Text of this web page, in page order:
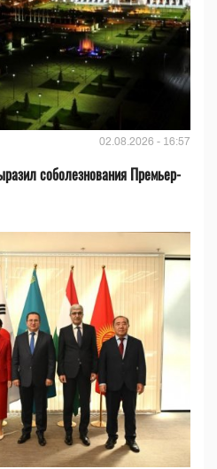
02.08.2026 - 16:57
соболезнования Премьер-